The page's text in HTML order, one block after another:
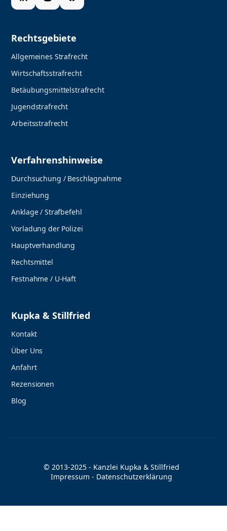
Rechtsgebiete
Allgemeines Strafrecht
Wirtschaftsstrafrecht
Betäubungsmittelstrafrecht
Jugendstrafrecht
Arbeitsstrafrecht
Verfahrenshinweise
Durchsuchung / Beschlagnahme
Einziehung
Anklage / Strafbefehl
Vorladung der Polizei
Hauptverhandlung
Rechtsmittel
Festnahme / U-Haft
Kupka & Stillfried
Kontakt
Über Uns
Anfahrt
Rezensionen
Blog
© 2013-2025 - Kanzlei Kupka & Stillfried
Impressum - Datenschutzerklärung